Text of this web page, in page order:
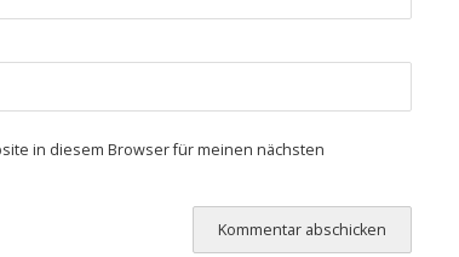
in diesem Browser für meinen nächsten